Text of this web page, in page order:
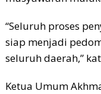
“Seluruh proses
siap menjadi
seluruh daerah,”
Ketua Umum